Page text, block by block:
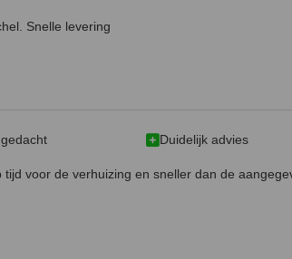
Snelle levering
Duidelijk advies
voor de verhuizing en sneller dan de